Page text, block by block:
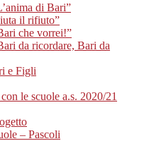
di Bari”
il rifiuto”
che vorrei!”
da ricordare, Bari da
e Figli
le scuole a.s. 2020/21
– Pascoli